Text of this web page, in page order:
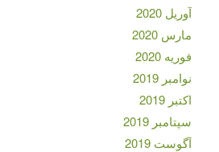
آوریل 2020
مارس 2020
فوریه 2020
نوامبر 2019
اکتبر 2019
سپتامبر 2019
آگوست 2019